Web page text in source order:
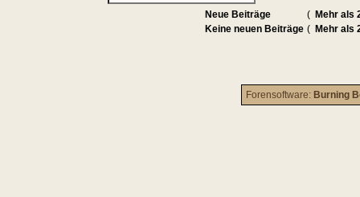
Neue Beiträge ( Mehr als
Keine neuen Beiträge ( Mehr als
Forensoftware: Burning